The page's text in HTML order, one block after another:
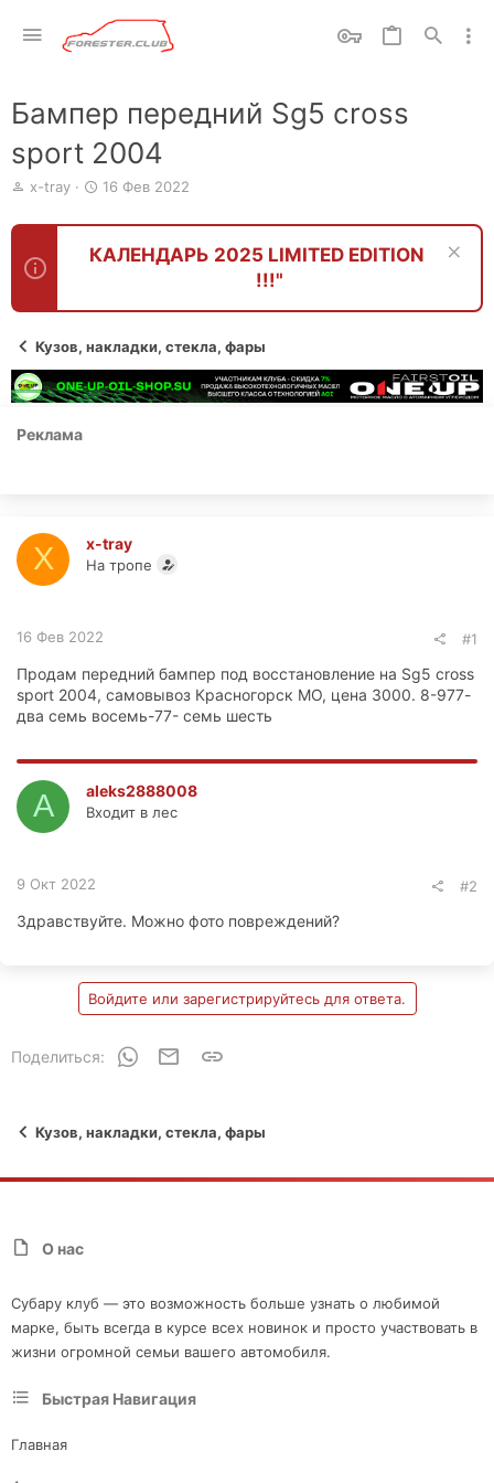
Бампер передний Sg5 cross
sport 2004
А
т
р
т
ы
x-tray
Д
т
а
н
л
16 Фев 2022
КАЛЕНДАРЬ 2025 LIMITED EDITION
!!!"
Кузов, накладки, стекла, фары
Реклама
X x-tray
На тропе
16 Фев 2022 #1
Продам передний бампер под восстановление на Sg5 cross
sport 2004, самовывоз Красногорск МО, цена 3000. 8-977-
два семь восемь-77- семь шесть
A aleks2888008
Входит в лес
9 Окт 2022 #2
Здравствуйте. Можно фото повреждений?
Войдите или зарегистрируйтесь для ответа.
Поделиться: WhatsAppЭлектронная почта
Кузов, накладки, стекла, фары
О нас
Субару клуб — это возможность больше узнать о любимой
марке, быть всегда в курсе всех новинок и просто участвовать в
жизни огромной семьи вашего автомобиля.
Быстрая Навигация
Главная